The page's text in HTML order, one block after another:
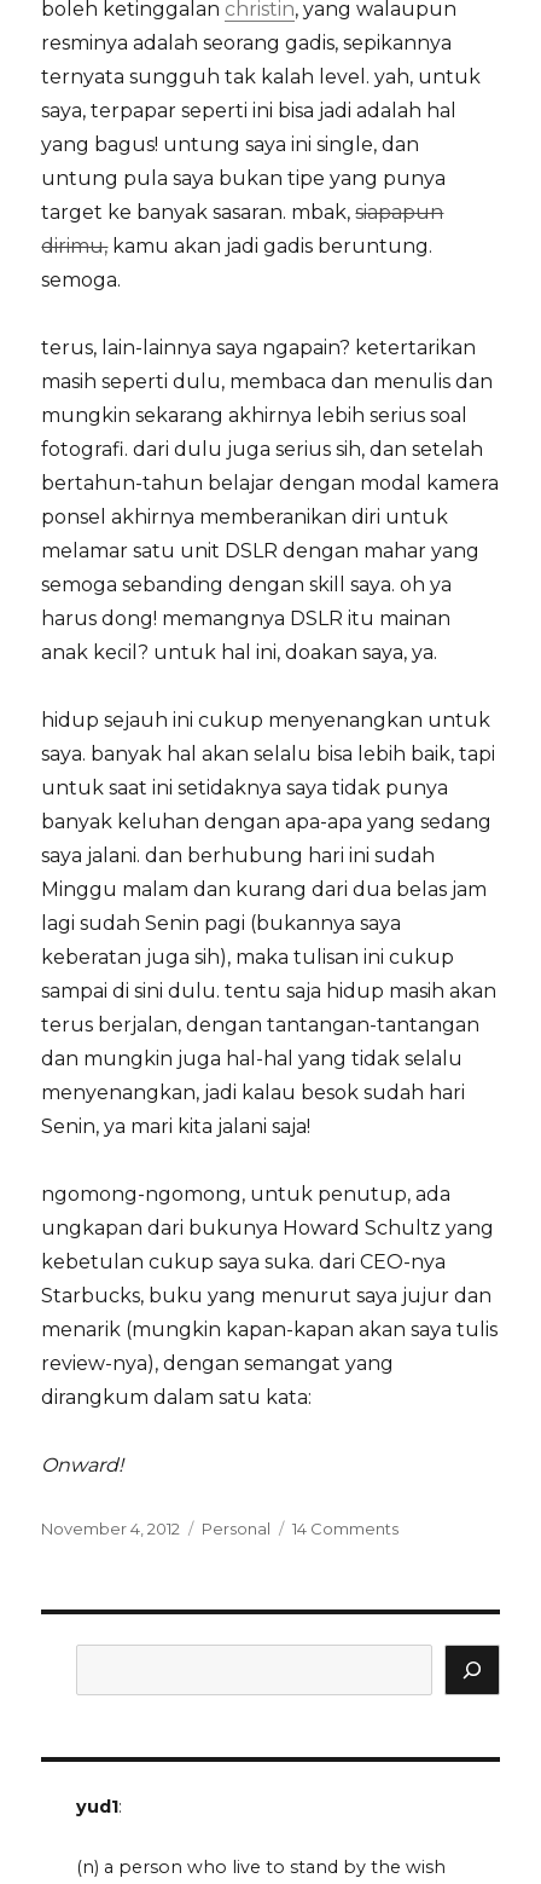
boleh ketinggalan christin, yang walaupun
resminya adalah seorang gadis, sepikannya
ternyata sungguh tak kalah level. yah, untuk
saya, terpapar seperti ini bisa jadi adalah hal
yang bagus! untung saya ini single, dan
untung pula saya bukan tipe yang punya
target ke banyak sasaran. mbak,siapapun
dirimu,kamu akan jadi gadis beruntung.
semoga.
terus, lain-lainnya saya ngapain? ketertarikan
masih seperti dulu, membaca dan menulis dan
mungkin sekarang akhirnya lebih serius soal
fotografi. dari dulu juga serius sih, dan setelah
bertahun-tahun belajar dengan modal kamera
ponsel akhirnya memberanikan diri untuk
melamar satu unit DSLR dengan mahar yang
semoga sebanding dengan skill saya. oh ya
harus dong! memangnya DSLR itu mainan
anak kecil? untuk hal ini, doakan saya, ya.
hidup sejauh ini cukup menyenangkan untuk
saya. banyak hal akan selalu bisa lebih baik, tapi
untuk saat ini setidaknya saya tidak punya
banyak keluhan dengan apa-apa yang sedang
saya jalani. dan berhubung hari ini sudah
Minggu malam dan kurang dari dua belas jam
lagi sudah Senin pagi (bukannya saya
keberatan juga sih), maka tulisan ini cukup
sampai di sini dulu. tentu saja hidup masih akan
terus berjalan, dengan tantangan-tantangan
dan mungkin juga hal-hal yang tidak selalu
menyenangkan, jadi kalau besok sudah hari
Senin, ya mari kita jalani saja!
ngomong-ngomong, untuk penutup, ada
ungkapan dari bukunya Howard Schultz yang
kebetulan cukup saya suka. dari CEO-nya
Starbucks, buku yang menurut saya jujur dan
menarik (mungkin kapan-kapan akan saya tulis
review-nya), dengan semangat yang
dirangkum dalam satu kata:
Onward!
Posted
November 4, 2012 Categories
Personal 14 Commentson
yud1:
(n) a person who live to stand by the wish